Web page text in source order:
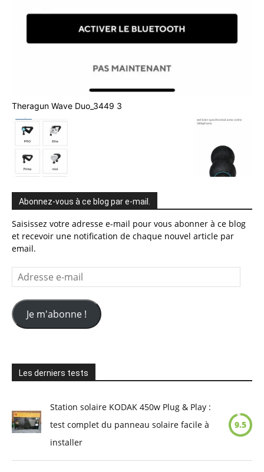
Theragun Wave Duo_3449 3
Abonnez-vous à ce blog par e-mail.
Saisissez votre adresse e-mail pour vous abonner à ce blog
et recevoir une notification de chaque nouvel article par
email.
Adresse
e-
mail
Je m'abonne !
Les derniers tests
Station solaire KODAK 450w Plug & Play :
test complet du panneau solaire facile à
installer
9.5